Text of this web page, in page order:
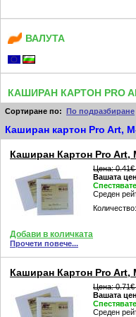
ВАЛУТА
КАШИРАН КАРТОН PRO
Сортиране по: По подразбиране
Каширан картон Pro Art,
Каширан Картон Pro Art,
Цена:
Вашата
Среден
Количество:
Добави в количката
Прочети повече...
Каширан Картон Pro Art,
Цена:
Вашата
Среден